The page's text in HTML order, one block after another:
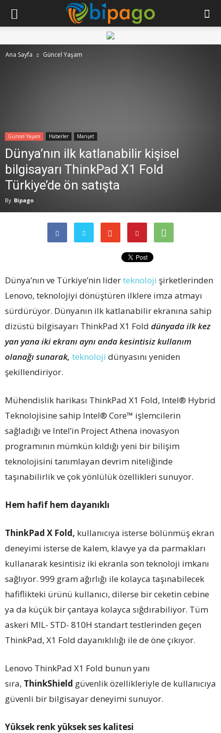
Ana Sayfa Güncel Yaşam
Güncel Yaşam Haberler Manşet
Dünya’nın ilk katlanabilir kişisel
bilgisayarı ThinkPad X1 Fold
Türkiye’de ön satışta
By Bipago
Dünya’nın ve Türkiye’nin liderteknoloji şirketlerinden
Lenovo, teknolojiyi dönüştüren ilklere imza atmayı
sürdürüyor. Dünyanın ilk katlanabilir ekranına sahip
dizüstü bilgisayarı ThinkPad X1 Fold dünyada ilk kez
yan yana iki ekranı aynı anda kesintisiz kullanım
olanağı sunarak, teknoloji dünyasını yeniden
şekillendiriyor.
Mühendislik harikası ThinkPad X1 Fold, Intel® Hybrid
Teknolojisine sahip Intel® Core™ işlemcilerin
sağladığı ve Intel’in Project Athena inovasyon
programının mümkün kıldığı yeni bir bilişim
teknolojisini tanımlayan devrim niteliğinde
taşınabilirlik ve çok yönlülük özellikleri sunuyor.
Hem hafif hem dayanıklı
ThinkPad X Fold, kullanıcıya isterse bölünmüş ekran
deneyimi isterse de kalem, klavye ya da parmakları
kullanarak kesintisiz iki ekranla son teknoloji imkanı
sağlıyor. 999 gram ağırlığı ile kolayca taşınabilecek
hafiflikteki ürünü kullanıcı, dilerse bir ceketin cebine
ya da küçük bir çantaya kolayca sığdırabiliyor. Tüm
askeri MIL- STD- 810H standart testlerinden geçen
ThinkPad, X1 Fold dayanıklılığı ile de öne çıkıyor.
Lenovo ThinkPad X1 Fold bunun yanı
sıra, ThinkShield güvenlik özellikleriyle de kullanıcıya
güvenli bir bilgisayar deneyimi sunuyor.
Yüksek renkyüksek ses kalitesi